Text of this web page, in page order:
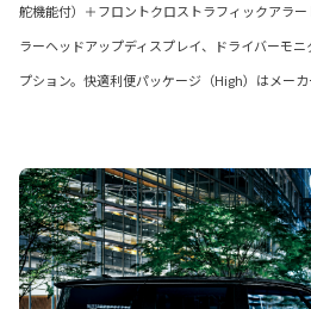
舵機能付）＋フロントクロストラフィックアラ
ラーヘッドアップディスプレイ、ドライバーモ
プション。快適利便パッケージ（High）はメーカ